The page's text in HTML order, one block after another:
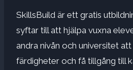
SkillsBuild är ett gratis
syftar till att hjälpa vuxna
andra nivån och universitet
färdigheter och få tillgång till